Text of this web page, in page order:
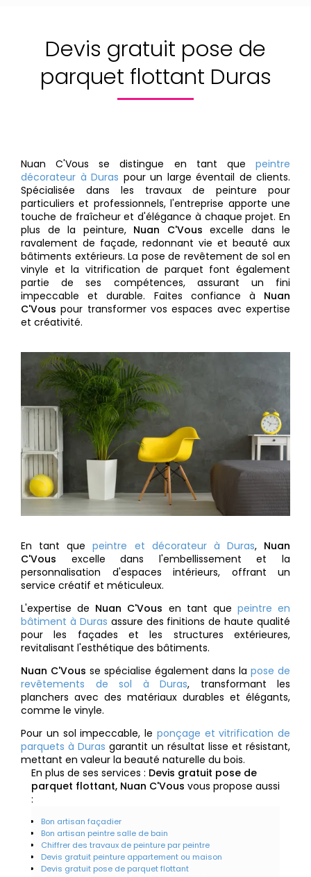
Devis gratuit pose de
parquet flottant Duras
Nuan C'Vous se distingue en tant que peintre
décorateur à Duras pour un large éventail de clients.
Spécialisée dans les travaux de peinture pour
particuliers et professionnels, l'entreprise apporte une
touche de fraîcheur et d'élégance à chaque projet. En
plus de la peinture, Nuan C'Vous excelle dans le
ravalement de façade, redonnant vie et beauté aux
bâtiments extérieurs. La pose de revêtement de sol en
vinyle et la vitrification de parquet font également
partie de ses compétences, assurant un fini
impeccable et durable. Faites confiance à Nuan
C'Vous pour transformer vos espaces avec expertise
et créativité.
En tant quepeintre et décorateur à Duras, Nuan
C'Vous excelle dans l'embellissement et la
personnalisation d'espaces intérieurs, offrant un
service créatif et méticuleux.
L'expertise de Nuan C'Vous en tant que peintre en
bâtiment à Duras assure des finitions de haute qualité
pour les façades et les structures extérieures,
revitalisant l'esthétique des bâtiments.
Nuan C'Vous se spécialise également dans lapose de
revêtements de sol à Duras, transformant les
planchers avec des matériaux durables et élégants,
comme le vinyle.
Pour un sol impeccable, le ponçage et vitrification de
parquets à Duras garantit un résultat lisse et résistant,
mettant en valeur la beauté naturelle du bois.
En plus de ses services : Devis gratuit pose de
parquet flottant, Nuan C'Vous vous propose aussi
:
Bon artisan façadier
Bon artisan peintre salle de bain
Chiffrer des travaux de peinture par peintre
Devis gratuit peinture appartement ou maison
Devis gratuit pose de parquet flottant